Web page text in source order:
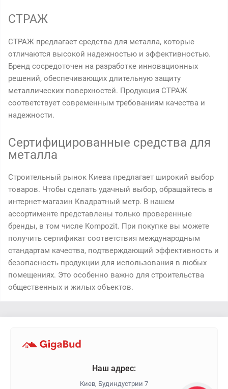
СТРАЖ
СТРАЖ предлагает средства для металла, которые
отличаются высокой надежностью и эффективностью.
Бренд сосредоточен на разработке инновационных
решений, обеспечивающих длительную защиту
металлических поверхностей. Продукция СТРАЖ
соответствует современным требованиям качества и
надежности.
Сертифицированные средства для
металла
Строительный рынок Киева предлагает широкий выбор
товаров. Чтобы сделать удачный выбор, обращайтесь в
интернет-магазин Квадратный метр. В нашем
ассортименте представлены только проверенные
бренды, в том числе Kompozit. При покупке вы можете
получить сертификат соответствия международным
стандартам качества, подтверждающий эффективность и
безопасность продукции для использования в любых
помещениях. Это особенно важно для строительства
общественных и жилых объектов.
Наш адрес:
Киев, Будиндустрии 7